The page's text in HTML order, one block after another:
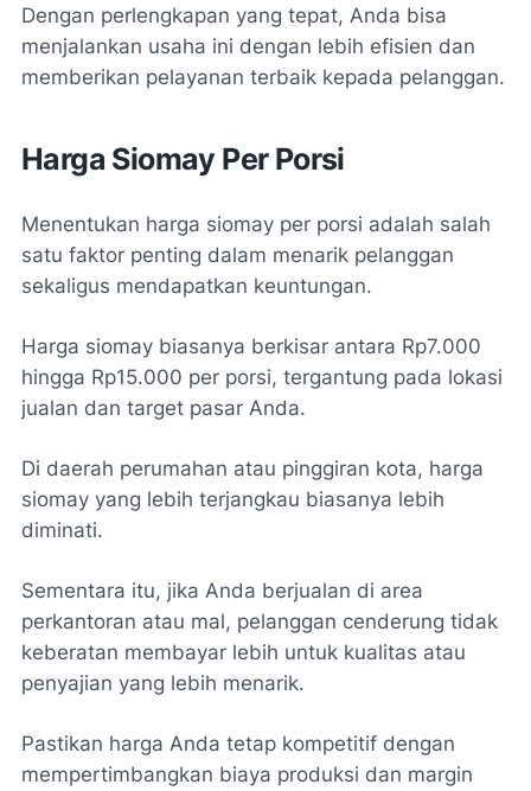
Dengan perlengkapan yang tepat, Anda bisa
menjalankan usaha ini dengan lebih efisien dan
memberikan pelayanan terbaik kepada pelanggan.
Harga Siomay Per Porsi
Menentukan harga siomay per porsi adalah salah
satu faktor penting dalam menarik pelanggan
sekaligus mendapatkan keuntungan.
Harga siomay biasanya berkisar antara Rp7.000
hingga Rp15.000 per porsi, tergantung pada lokasi
jualan dan target pasar Anda.
Di daerah perumahan atau pinggiran kota, harga
siomay yang lebih terjangkau biasanya lebih
diminati.
Sementara itu, jika Anda berjualan di area
perkantoran atau mal, pelanggan cenderung tidak
keberatan membayar lebih untuk kualitas atau
penyajian yang lebih menarik.
Pastikan harga Anda tetap kompetitif dengan
mempertimbangkan biaya produksi dan margin